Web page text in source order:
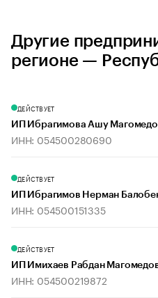
Другие
регионе —
ДЕЙСТВУЕТ
ИП Ибрагимова Ашу
ИНН: 054500280690
ДЕЙСТВУЕТ
ИП Ибрагимов Нерман
ИНН: 054500151335
ДЕЙСТВУЕТ
ИП Имихаев Рабдан
ИНН: 054500219872